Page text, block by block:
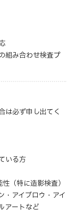
組み合わせ検査プ
は必ず申し出てく
いる方
（特に造影検査）
・アイブロウ・アイ
アートなど